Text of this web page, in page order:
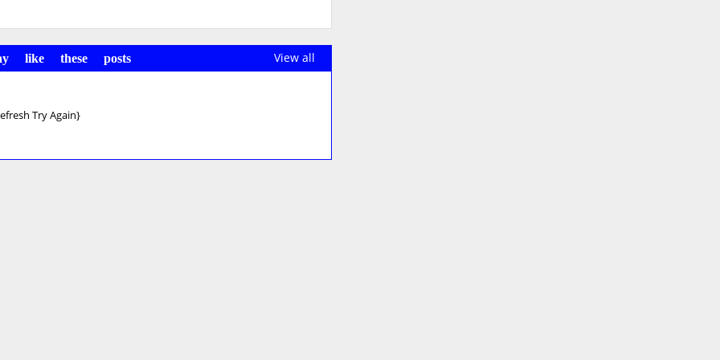
like these posts View all
Try Again}